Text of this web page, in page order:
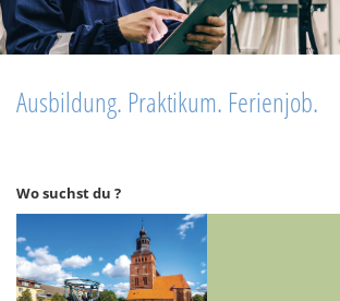
Ausbildung. Praktikum. Ferienjob.
Wo suchst du ?